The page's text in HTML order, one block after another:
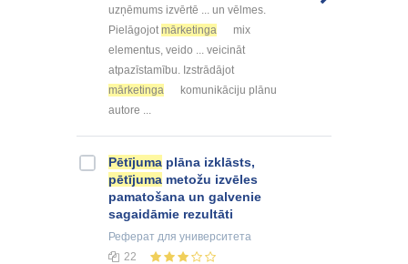
uzņēmums izvērtē ... un vēlmes.
Pielāgojot mārketinga
mix
elementus, veido ... veicināt
atpazīstamību. Izstrādājot
mārketinga
komunikāciju plānu
autore ...
Pētījuma plāna izklāsts,
pētījuma metožu izvēles
pamatošana un galvenie
sagaidāmie rezultāti
Реферат для университета
22